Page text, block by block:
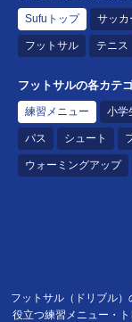
Sufuトップ サッカ
フットサル テニス
フットサルの各カテ
練習メニュー 小学
パス シュート
ウォーミングアップ
フットサル（ドリブル
役立つ練習メニュー・